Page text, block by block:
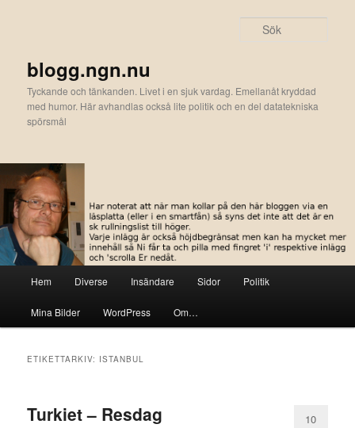
blogg.ngn.nu
Tyckande och tänkanden. Livet i en sjuk vardag. Emellanåt kryddad
med humor. Här avhandlas också lite politik och en del datatekniska
spörsmål
Hem Diverse Insändare Sidor Politik
Mina Bilder WordPress Om…
ETIKETTARKIV: ISTANBUL
Turkiet – Resdag 10